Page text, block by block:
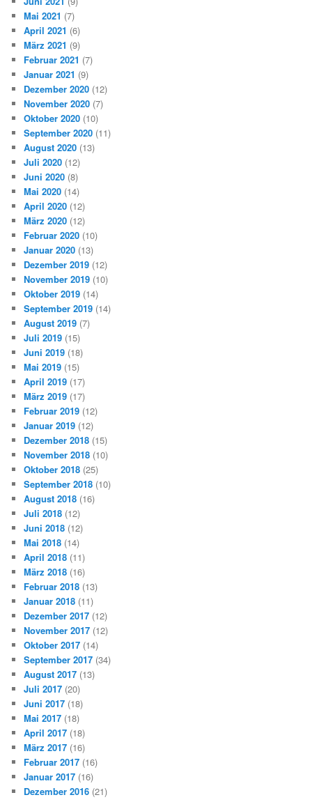
Mai 2021 (7)
April 2021 (6)
März 2021 (9)
Februar 2021 (7)
Januar 2021 (9)
Dezember 2020 (12)
November 2020 (7)
Oktober 2020 (10)
September 2020 (11)
August 2020 (13)
Juli 2020 (12)
Juni 2020 (8)
Mai 2020 (14)
April 2020 (12)
März 2020 (12)
Februar 2020 (10)
Januar 2020 (13)
Dezember 2019 (12)
November 2019 (10)
Oktober 2019 (14)
September 2019 (14)
August 2019 (7)
Juli 2019 (15)
Juni 2019 (18)
Mai 2019 (15)
April 2019 (17)
März 2019 (17)
Februar 2019 (12)
Januar 2019 (12)
Dezember 2018 (15)
November 2018 (10)
Oktober 2018 (25)
September 2018 (10)
August 2018 (16)
Juli 2018 (12)
Juni 2018 (12)
Mai 2018 (14)
April 2018 (11)
März 2018 (16)
Februar 2018 (13)
Januar 2018 (11)
Dezember 2017 (12)
November 2017 (12)
Oktober 2017 (14)
September 2017 (34)
August 2017 (13)
Juli 2017 (20)
Juni 2017 (18)
Mai 2017 (18)
April 2017 (18)
März 2017 (16)
Februar 2017 (16)
Januar 2017 (16)
Dezember 2016 (21)